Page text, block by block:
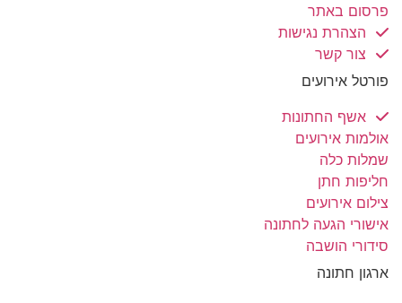
פרסום באתר
הצהרת נגישות
צור קשר
פורטל אירועים
אשף החתונות
אולמות אירועים
שמלות כלה
חליפות חתן
צילום אירועים
אישורי הגעה לחתונה
סידורי הושבה
ארגון חתונה